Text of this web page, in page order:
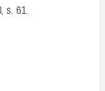
s. 61.